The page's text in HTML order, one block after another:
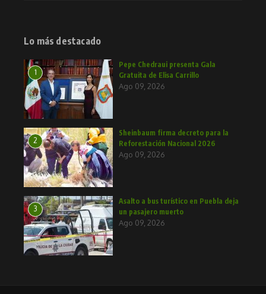
Lo más destacado
1
Pepe Chedraui presenta Gala
Gratuita de Elisa Carrillo
Ago 09, 2026
2
Sheinbaum firma decreto para la
Reforestación Nacional 2026
Ago 09, 2026
3
Asalto a bus turístico en Puebla deja
un pasajero muerto
Ago 09, 2026